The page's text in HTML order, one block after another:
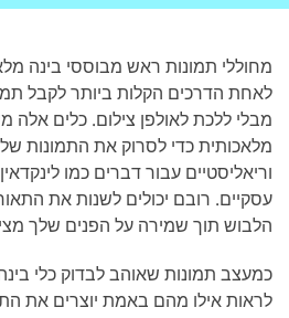
מחוללי תמונות ראש מבוססי בינה
לאחת הדרכים הקלות ביותר לקבל
מבלי ללכת לאולפן צילום. כלים
מלאכותית כדי לסרוק את התמונות שלך
וריאליסטיים עבור דברים כמו
עסקיים. רובם יכולים לשנות את
הלבוש תוך שמירה על הפנים שלך
כמעצב תמונות שאוהב לבדוק כלי
לראות אילו מהם באמת יוצרים את